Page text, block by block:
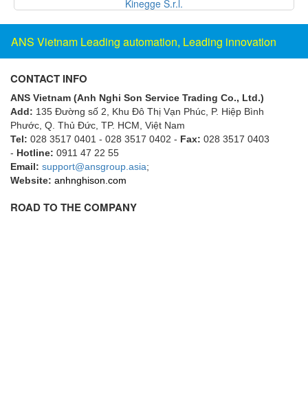
FLIR
FLOMAG
Floweserve/PMV
Flowline
Flow-Mon
Flowserve
FMS Vietnam
ANS Vietnam Leading automation, Leading innovation
CONTACT INFO
ANS Vietnam (Anh Nghi Son Service Trading Co., Ltd.)
Add: 135 Đường số 2, Khu Đô Thị Vạn Phúc, P. Hiệp Bình
Phước, Q. Thủ Đức, TP. HCM , Việt Nam
Tel: 028 3517 0401 - 028 3517 0402 - Fax: 028 3517 0403
- Hotline: 0911 47 22 55
Email: support@ansgroup.asia;
Website: anhnghison.com
ROAD TO THE COMPANY